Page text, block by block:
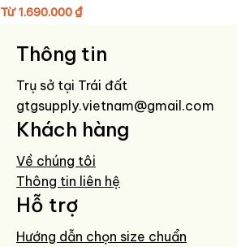
Từ1.690.000₫
Thông tin
Trụ sở tại Trái đất
gtgsupply.vietnam@gmail.com
Khách hàng
Về chúng tôi
Thông tin liên hệ
Hỗ trợ
Hướng dẫn chọn size chuẩn